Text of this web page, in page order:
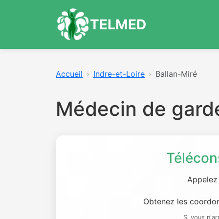
TELMED
Accueil Indre-et-Loire Ballan-Miré
Médecin de
Obtenez les
Si vous